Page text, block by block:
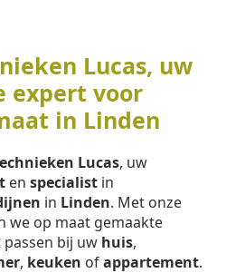
Lucas, uw
expert voor
in Linden
Lucas, uw
en specialist in
in Linden. Met onze
we op maat gemaakte
bij uw huis,
, keuken ofappartement.